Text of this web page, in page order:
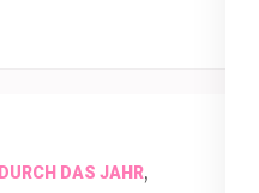
DURCH DAS JAHR,